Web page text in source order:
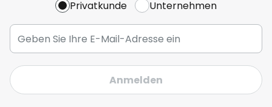
Privatkunde Unternehmen
Anmelden